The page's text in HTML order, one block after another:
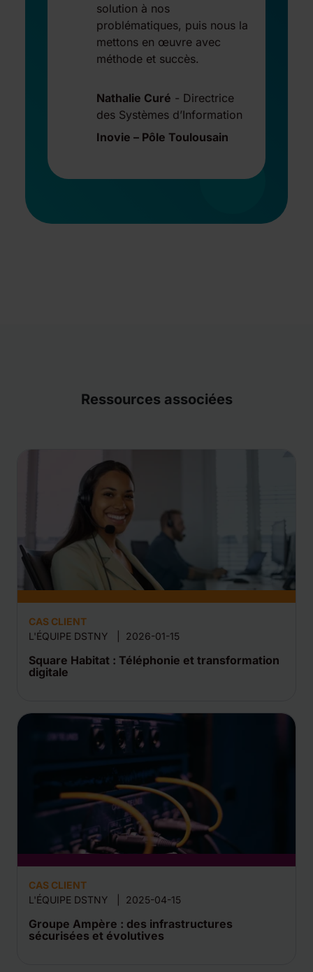
solution à nos
problématiques, puis nous la
mettons en œuvre avec
méthode et succès.
Nathalie Curé - Directrice
des Systèmes d’Information
Inovie – Pôle Toulousain
Ressources associées
CAS CLIENT
L'ÉQUIPE DSTNY
2026-01-15
Square Habitat : Téléphonie et transformation
digitale
CAS CLIENT
L'ÉQUIPE DSTNY
2025-04-15
Groupe Ampère : des infrastructures
sécurisées et évolutives